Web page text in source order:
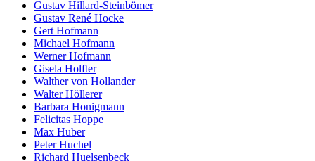
Gustav Hillard-Steinbömer
Gustav René Hocke
Gert Hofmann
Michael Hofmann
Werner Hofmann
Gisela Holfter
Walther von Hollander
Walter Höllerer
Barbara Honigmann
Felicitas Hoppe
Max Huber
Peter Huchel
Richard Huelsenbeck